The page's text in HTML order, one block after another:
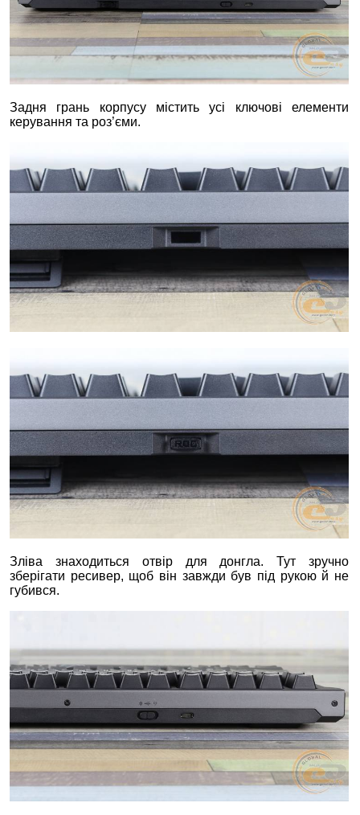
Задня грань корпусу містить усі ключові елементи
керування та роз’єми.
Зліва знаходиться отвір для донгла. Тут зручно
зберігати ресивер, щоб він завжди був під рукою й не
губився.